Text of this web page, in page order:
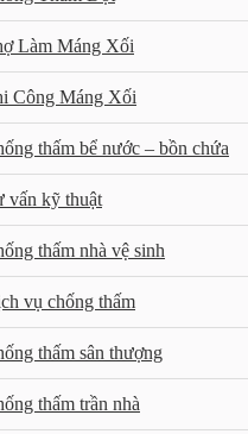
Làm Máng Xối
Công Máng Xối
thấm bể nước – bồn chứa
vấn kỹ thuật
thấm nhà vệ sinh
vụ chống thấm
thấm sân thượng
thấm trần nhà